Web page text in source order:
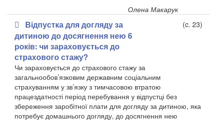
Олена Макарук
Відпустка для догляду за
дитиною до досягнення нею 6
років: чи зараховується до
страхового стажу?
(c. 23)
Чи зараховується до страхового стажу за
загальнообов’язковим державним соціальним
страхуванням у зв’язку з тимчасовою втратою
працездатності період перебування у відпустці без
збереження заробітної плати для догляду за дитиною, яка
потребує домашнього догляду, до досягнення нею